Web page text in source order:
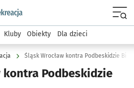
podserwis: Sport i rekreacja
Kluby Obiekty Dla dzieci
Śląsk Wrocław kontra Podbeskidzie
kontra Podbeskidzie